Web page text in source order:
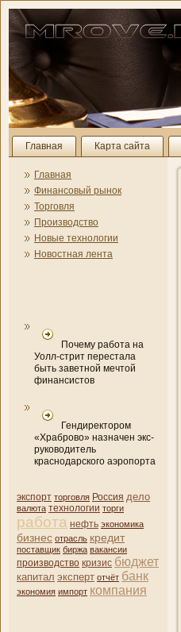
Главная Карта сайта
Главная
Финансовый рынок
Торговля
Производство
Новые технологии
Новостная лента
Почему работа на
Уолл-стрит перестала
быть заветной мечтой
финансистов
Гендиректором
«Храброво» назначен экс-
руководитель
краснодарского аэропорта
экспорт торговля Россия дело
валюта технологии торги
работа нефть экономика
бизнес отрасль кредит
поставщик биржа вакансии
производство кризис бюджет
капитал эксперт отчёт банк
экономия импорт компани­я